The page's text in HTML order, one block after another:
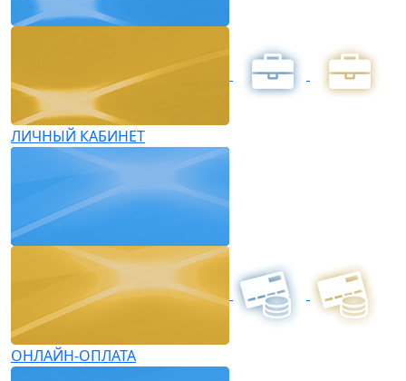
ЛИЧНЫЙ КАБИНЕТ
ОНЛАЙН-ОПЛАТА